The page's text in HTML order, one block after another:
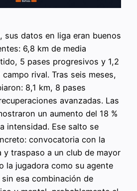
sus datos en liga eran buenos
6,8 km de media
5 pases progresivos y 1,2
rival. Tras seis meses,
8,1 km, 8 pases
avanzadas. Las
un aumento del 18 %
intensidad. Ese salto se
convocatoria con la
y traspaso a un club de mayor
la jugadora como su agente
esa combinación de